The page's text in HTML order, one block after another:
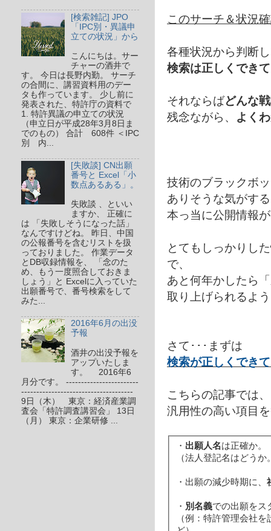
このサーチ＆状況
各種状況から判断
検索は正しくでき
それならばどんな
残念ながら、 よく
技術のブラックボ
ありそうな気がす
本っ当に公開情報
とてもしっかりし
で、
あと何年かしたら
取り上げられるよ
さて･･･まずは
検索が正しくでき
こちらの記事では、
汎用性の高い項目
・ 出願人名は正確か。
（法人登記名はどう
・出願の減少時期に、
・ 別名義での出願をス
（例：特許管理会社
[検索雑記] JPO
「IPC別・異議申
立ての状況」から
こんにちは。サー
チャーの酒井で
す。 今日は長野内勤。 サーチ
の合間に、講習資料用のデー
タも作っています。 少し前に
発表された、特許庁の資料で
1. 特許異議の申立ての状況
（申立日が平成28年3月8日ま
でのもの） 合計 608件 ＜IPC
別 内...
[失敗談] CN出願
番号と Excel「小
数点あるある」。
失敗談 、といい
ますか、 正確に
は 「失敗しそうになった話」
なんですけどね。 昨日、中国
の公報番号を含むリストを扱
っておりました。 作業データ
とDB収録情報を、 「念のた
め、もう一度照合しておきま
しょう」と Excelに入っていた
出願番号で、番号検索をして
みた...
2016年6月の出没
予報
酒井の出没予報を
アップいたしま
す。 2016年6
月分です。 ------------------------
-------------------------------------
9日（木） 東京：経済産業調
査会「特許調査講習会」 13日
（月） 東京：企業研修 ...